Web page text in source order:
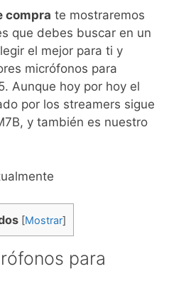
compra te mostraremos
que debes buscar en un
el mejor para ti y
micrófonos para
Aunque hoy por hoy el
por los streamers sigue
y también es nuestro
[Mostrar]
para